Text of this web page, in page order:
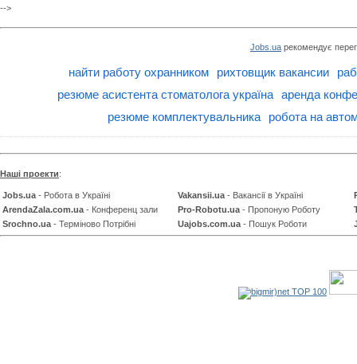
-->
Jobs.ua рекомендує
найти работу охранником рихтовщик вакансии
резюме асистента стоматолога україна
аренда
резюме комплектувальника
робота на
Наші проекти:
Jobs.ua - Робота в Україні Vakansii.ua - Вакансії в Україні
ArendaZala.com.ua - Конференц зали Pro-Robotu.ua - Пропоную Роботу
Srochno.ua - Терміново Потрібні Uajobs.com.ua - Пошук Роботи